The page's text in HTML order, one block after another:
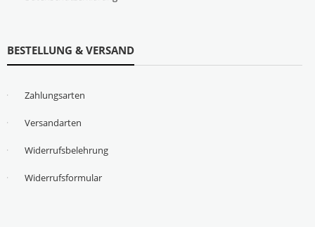
BESTELLUNG & VERSAND
Zahlungsarten
Versandarten
Widerrufsbelehrung
Widerrufsformular